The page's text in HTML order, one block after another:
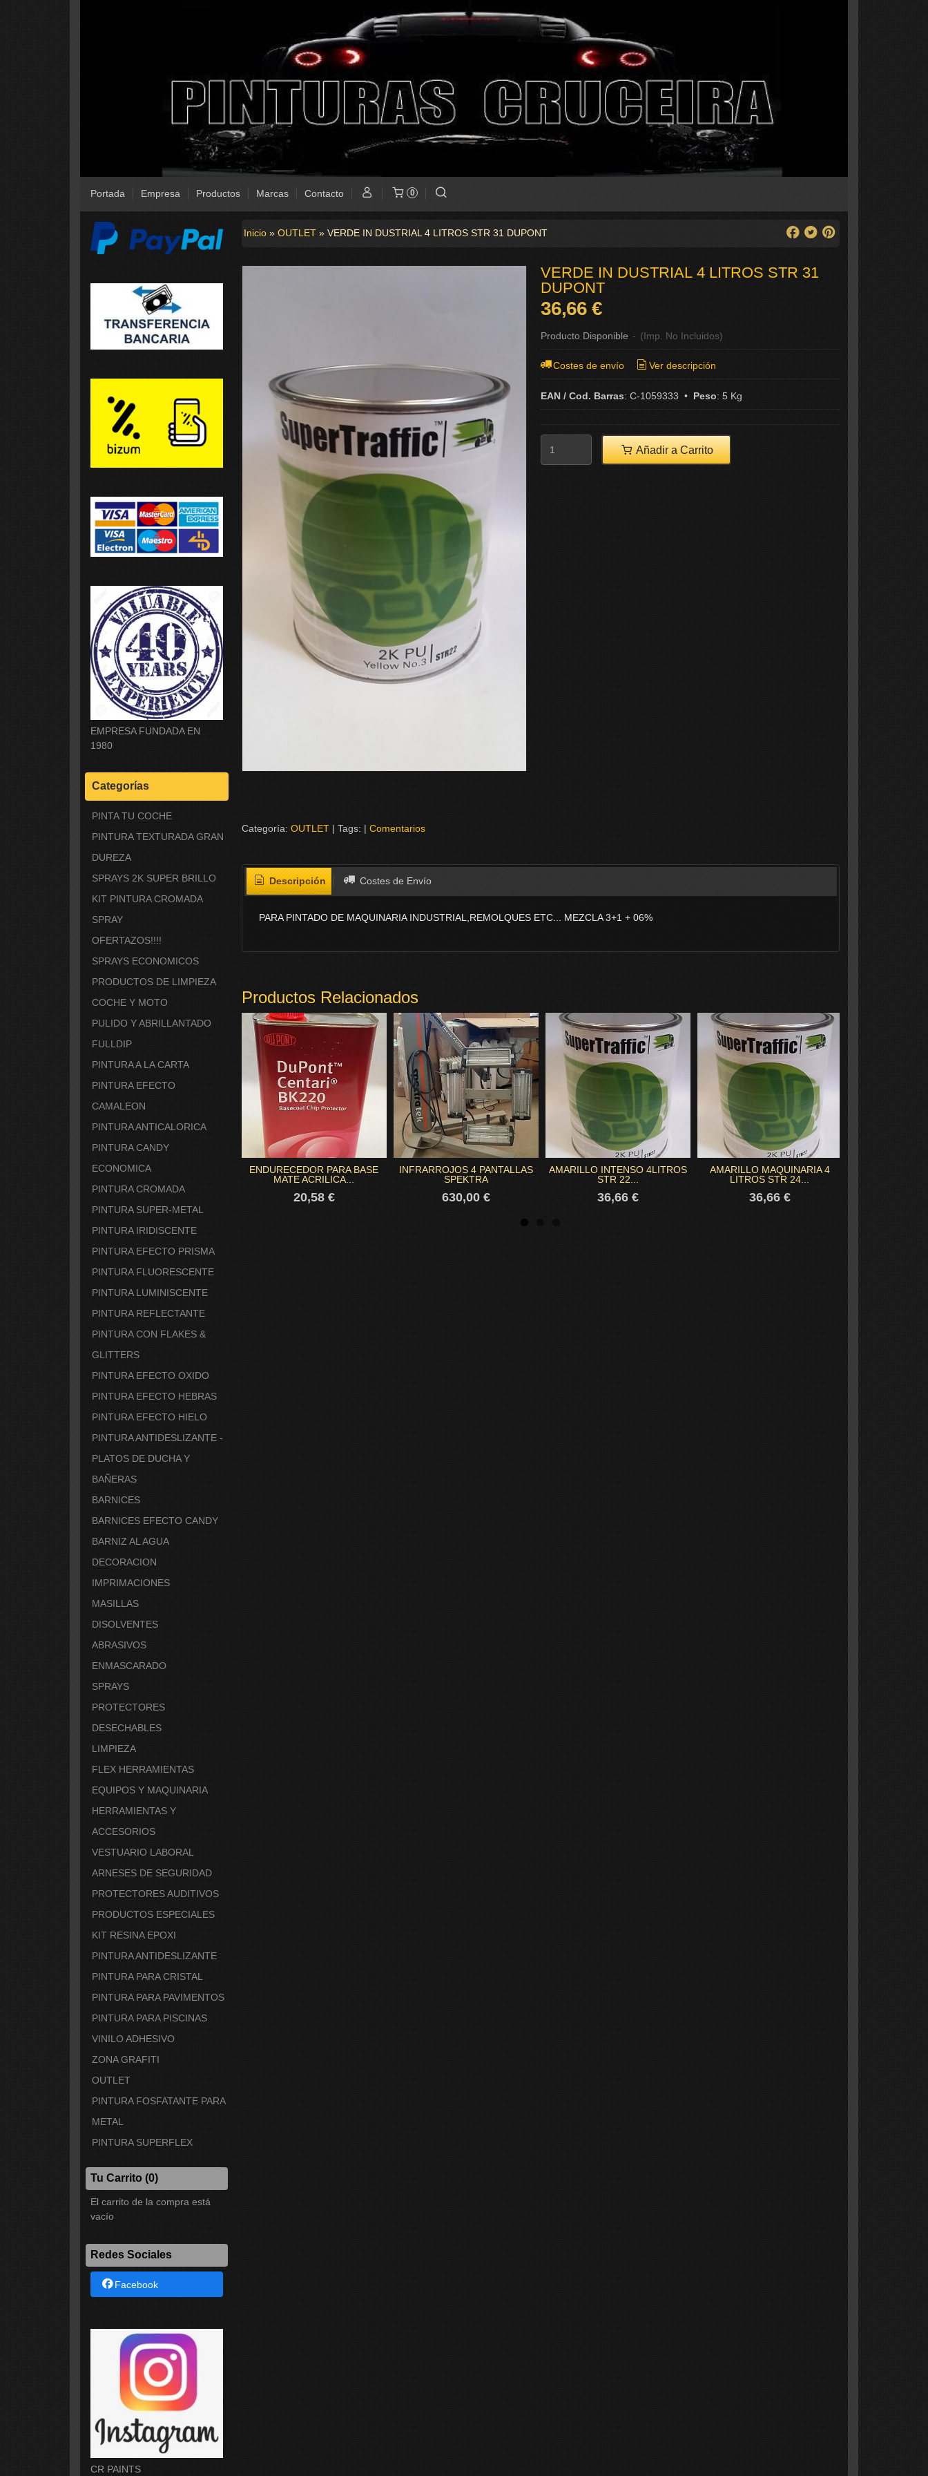
Portada Empresa Productos Marcas Contacto 0
EMPRESA FUNDADA EN
1980
Categorías
PINTA TU COCHE
PINTURA TEXTURADA GRAN
DUREZA
SPRAYS 2K SUPER BRILLO
KIT PINTURA CROMADA
SPRAY
OFERTAZOS!!!!
SPRAYS ECONOMICOS
PRODUCTOS DE LIMPIEZA
COCHE Y MOTO
PULIDO Y ABRILLANTADO
FULLDIP
PINTURA A LA CARTA
PINTURA EFECTO
CAMALEON
PINTURA ANTICALORICA
PINTURA CANDY
ECONOMICA
PINTURA CROMADA
PINTURA SUPER-METAL
PINTURA IRIDISCENTE
PINTURA EFECTO PRISMA
PINTURA FLUORESCENTE
PINTURA LUMINISCENTE
PINTURA REFLECTANTE
PINTURA CON FLAKES &
GLITTERS
PINTURA EFECTO OXIDO
PINTURA EFECTO HEBRAS
PINTURA EFECTO HIELO
PINTURA ANTIDESLIZANTE -
PLATOS DE DUCHA Y
BAÑERAS
BARNICES
BARNICES EFECTO CANDY
BARNIZ AL AGUA
DECORACION
IMPRIMACIONES
MASILLAS
DISOLVENTES
ABRASIVOS
ENMASCARADO
SPRAYS
PROTECTORES
DESECHABLES
LIMPIEZA
FLEX HERRAMIENTAS
EQUIPOS Y MAQUINARIA
HERRAMIENTAS Y
ACCESORIOS
VESTUARIO LABORAL
ARNESES DE SEGURIDAD
PROTECTORES AUDITIVOS
PRODUCTOS ESPECIALES
KIT RESINA EPOXI
PINTURA ANTIDESLIZANTE
PINTURA PARA CRISTAL
PINTURA PARA PAVIMENTOS
PINTURA PARA PISCINAS
VINILO ADHESIVO
ZONA GRAFITI
OUTLET
PINTURA FOSFATANTE PARA
METAL
PINTURA SUPERFLEX
Tu Carrito (0)
El carrito de la compra está
vacío
Redes Sociales
Facebook
CR PAINTS
Inicio» OUTLET» VERDE IN DUSTRIAL 4 LITROS STR 31 DUPONT
VERDE IN DUSTRIAL 4 LITROS STR 31
DUPONT
36,66 €
Producto Disponible - (Imp. No Incluidos)
Costes de envío Ver descripción
EAN / Cod. Barras: C-1059333 • Peso: 5 Kg
Añadir a Carrito
Categoría: OUTLET| Tags: | Comentarios
Descripción Costes de Envío
PARA PINTADO DE MAQUINARIA INDUSTRIAL,REMOLQUES ETC... MEZCLA 3+1 + 06%
Productos Relacionados
ENDURECEDOR PARA BASE
MATE ACRILICA...
20,58 €
INFRARROJOS 4 PANTALLAS
SPEKTRA
630,00 €
AMARILLO INTENSO 4LITROS
STR 22...
36,66 €
AMARILLO MAQUINARIA 4
LITROS STR 24...
36,66 €